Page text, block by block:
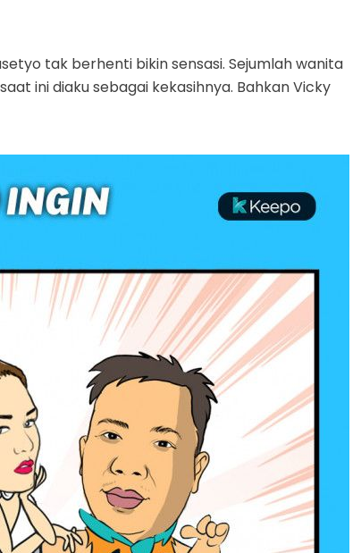
tak berhenti bikin sensasi. Sejumlah wanita
ini diaku sebagai kekasihnya. Bahkan Vicky